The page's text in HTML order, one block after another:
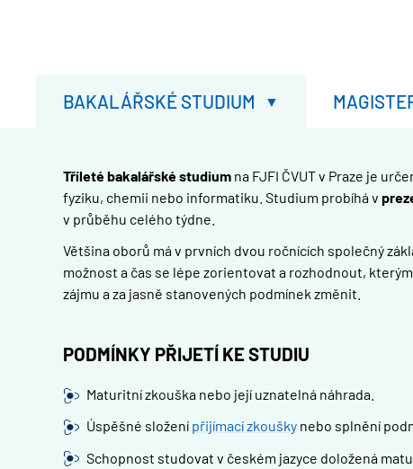
BAKALÁŘSKÉ STUDIUM
Tříleté bakalářské studium na FJFI ČVUT v Praze je
fyziku, chemii nebo informatiku. Studium probíhá v
v průběhu celého týdne.
Většina oborů má v prvních dvou ročnících společný
možnost a čas se lépe zorientovat a rozhodnout,
zájmu a za jasně stanovených podmínek změnit.
PODMÍNKY PŘIJETÍ KE STUDIU
Maturitní zkouška nebo její uznatelná náhrada.
Úspěšné složení přijímací zkouškynebo splnění
Schopnost studovat v českém jazyce doložená